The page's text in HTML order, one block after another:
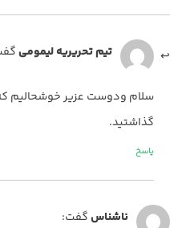
تیم تحریریه لیمومی
سلام ودوست عزیر خوشحالیم که
گذاشتید.
پاسخ
ناشناسگفت: